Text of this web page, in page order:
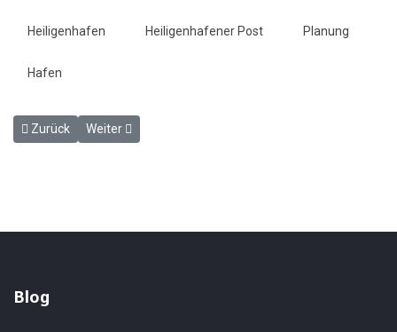
Heiligenhafen Heiligenhafener Post Planung
Hafen
Vorheriger Beitrag: Flutkatastrophe an der Ostküste - HP 5.1.1954
Zurück Nächster Beitrag: Silo erst 1956 - HP 29.1.1954
Weiter
Blog